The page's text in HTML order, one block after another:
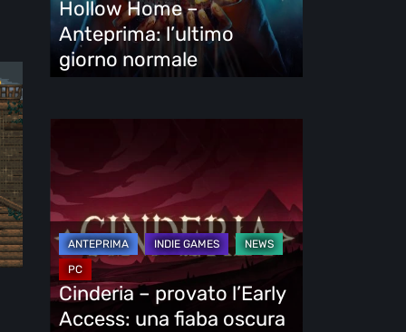
normale
Hollow Home –
Anteprima: l’ultimo
giorno normale
l’Early
Access:
una
fiaba
oscura
Cinderia – provato l’Early
Access: una fiaba oscura